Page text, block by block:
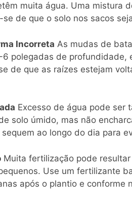
muita água. Uma mistura
de que o solo nos sacos
Incorreta As mudas de
polegadas de profundidade,
de que as raízes estejam
Excesso de água pode ser
solo úmido, mas não
ao longo do dia para
Muita fertilização pode
Use um fertilizante
após o plantio e conforme